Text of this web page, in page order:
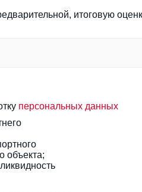
итоговую
персональных данных
объекта;